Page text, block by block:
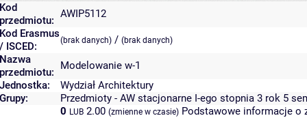
Kod
przedmiotu:
AWIP5112
Kod Erasmus
/ ISCED:
(brak danych) / (brak danych)
Nazwa
przedmiotu:
Modelowanie w-1
Jednostka:
Wydział Architektury
Grupy:
Przedmioty - AW stacjonarne I-ego stopnia 3 rok 5
0 LUB 2.00 (zmienne w czasie) Podstawowe informacje o